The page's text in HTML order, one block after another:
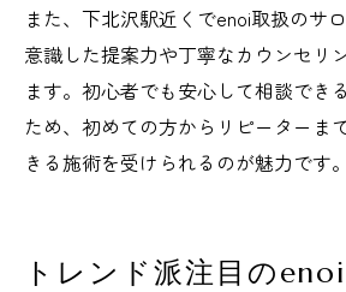
また、下北沢駅近くでenoi取扱のサ
意識した提案力や丁寧なカウンセリ
ます。初心者でも安心して相談でき
ため、初めての方からリピーターま
きる施術を受けられるのが魅力です。
トレンド派注目の